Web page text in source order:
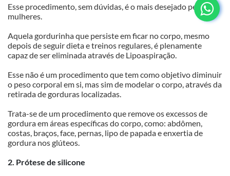
Esse procedimento, sem dúvidas, é o mais desejado pelas
mulheres.
Aquela gordurinha que persiste em ficar no corpo, mesmo
depois de seguir dieta e treinos regulares, é plenamente
capaz de ser eliminada através de Lipoaspiração.
Esse não é um procedimento que tem como objetivo diminuir
o peso corporal em si, mas sim de modelar o corpo, através da
retirada de gorduras localizadas.
Trata-se de um procedimento que remove os excessos de
gordura em áreas específicas do corpo, como: abdômen,
costas, braços, face, pernas, lipo de papada e enxertia de
gordura nos glúteos.
2. Prótese de silicone